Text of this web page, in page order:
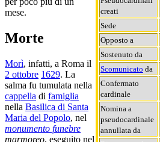
creati
Sede
Opposto a
Sostenuto da
Scomunicato da
Confermato
cardinale
Nomina a
pseudocardinale
annullata da
mese.
Morte
Morì, infatti, a Roma il
2 ottobre 1629. La
salma fu tumulata nella
cappella di famiglia
nella Basilica di Santa
Maria del Popolo, nel
monumento funebre
marmoreo, eseguito nel